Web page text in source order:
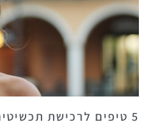
5 טיפים לרכישת תכשיטים באינטרנט